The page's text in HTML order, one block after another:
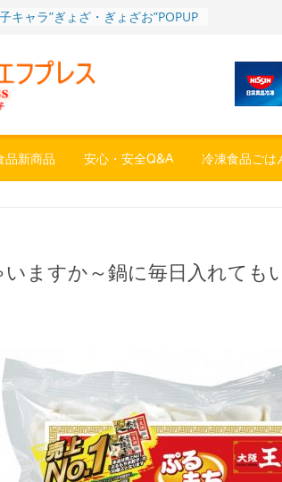
キャラ”ぎょざ・ぎょざお”POPUP
WONDER」5周年～夏に限
わやかフレーバー「CHEESE
YELLOW」復刻発売中
兵衛 大盛 きつねうどん」
肉うどん」
ワンプレート№1のニップン、9月
ら新ブランド『ニップン、彩りごは
品新商品 安心・安全Q&A 冷凍食品ごは
ますか～鍋に毎日入れても